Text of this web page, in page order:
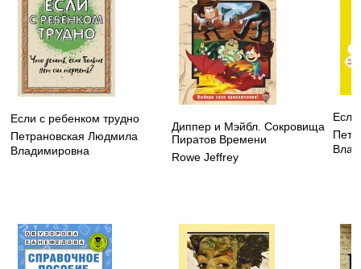
Если с ребенком трудно
Петрановская Людмила
Владимировна
Диппер и Мэйбл. Сокровища
Пиратов Времени
Rowe Jeffrey
Если